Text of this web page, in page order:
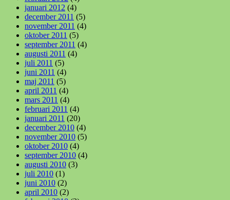
januari 2012 (4)
december 2011 (5)
november 2011 (4)
oktober 2011 (5)
september 2011 (4)
augusti 2011 (4)
juli 2011 (5)
juni 2011 (4)
maj 2011 (5)
april 2011 (4)
mars 2011 (4)
februari 2011 (4)
januari 2011 (20)
december 2010 (4)
november 2010 (5)
oktober 2010 (4)
september 2010 (4)
augusti 2010 (3)
juli 2010 (1)
juni 2010 (2)
april 2010 (2)